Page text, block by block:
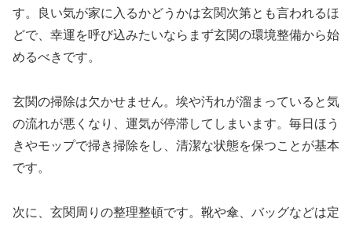
す。良い気が家に入るかどうかは玄関次第とも言われるほ
どで、幸運を呼び込みたいならまず玄関の環境整備から始
めるべきです。
玄関の掃除は欠かせません。埃や汚れが溜まっていると気
の流れが悪くなり、運気が停滞してしまいます。毎日ほう
きやモップで掃き掃除をし、清潔な状態を保つことが基本
です。
次に、玄関周りの整理整頓です。靴や傘、バッグなどは定